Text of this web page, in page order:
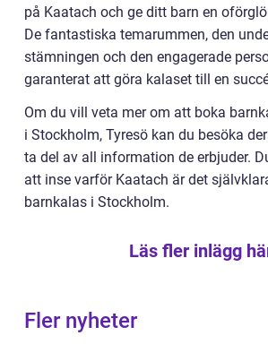
på Kaatach och ge ditt barn en
De fantastiska temarummen, den
stämningen och den engagerade
garanterat att göra kalaset till en
Om du vill veta mer om att boka
i Stockholm, Tyresö kan du besöka
ta del av all information de erbjuder.
att inse varför Kaatach är det
barnkalas i Stockholm.
Läs fler inlägg
Fler nyheter